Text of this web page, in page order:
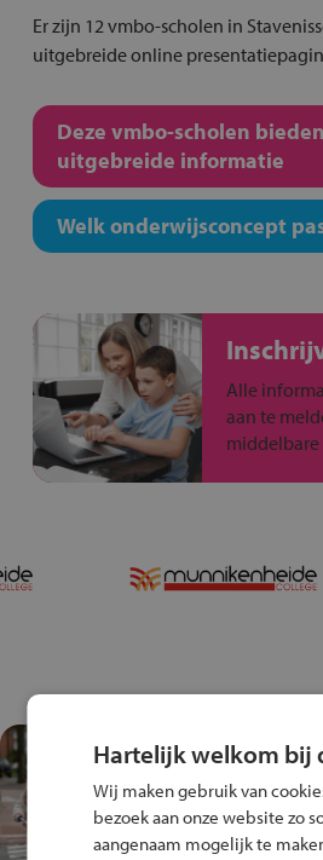
Er zijn 12 vmbo-scholen in
uitgebreide online
Deze vmbo-scholen
uitgebreide informatie
Welk onderwijsconcept
Alle
aan te
middelbare
Test je
Fiets Veilig
Speel het Fiets
Hartelijk welkom bij
Wij maken gebruik van
bezoek aan onze website zo
aangenaam mogelijk te